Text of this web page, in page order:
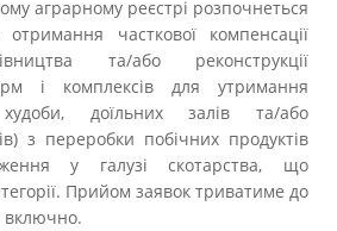
аграрному реєстрі розпочнеться
часткової компенсації
та/або реконструкції
і комплексів для утримання
доїльних залів та/або
з переробки побічних продуктів
у галузі скотарства, що
Прийом заявок триватиме до
включно.